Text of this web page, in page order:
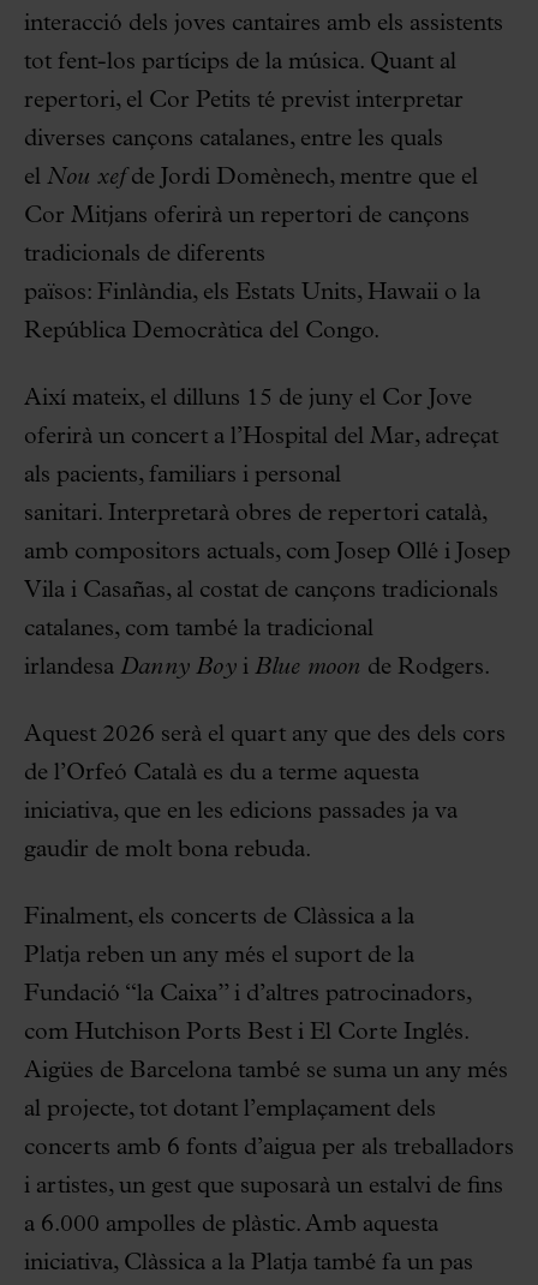
interacció dels joves cantaires amb els assistents
tot fent-los partícips de la música. Quant al
repertori, el Cor Petits té previst interpretar
diverses cançons catalanes, entre les quals
el Nou xefde Jordi Domènech, mentre que el
Cor Mitjans oferirà un repertori de cançons
tradicionals de diferents
països: Finlàndia, els Estats Units, Hawaii o la
República Democràtica del Congo.
Així mateix, el dilluns 15 de juny el Cor Jove
oferirà un concert a l’Hospital del Mar, adreçat
als pacients, familiars i personal
sanitari. Interpretarà obres de repertori català,
amb compositors actuals, com Josep Ollé i Josep
Vila i Casañas, al costat de cançons tradicionals
catalanes, com també la tradicional
irlandesa Danny Boyi Blue moon de Rodgers.
Aquest 2026 serà el quart any que des dels cors
de l’Orfeó Català es du a terme aquesta
iniciativa, que en les edicions passades ja va
gaudir de molt bona rebuda.
Finalment, els concerts de Clàssica a la
Platja reben un any més el suport de la
Fundació “la Caixa” i d’altres patrocinadors,
com Hutchison Ports Best i El Corte Inglés.
Aigües de Barcelona també se suma un any més
al projecte, tot dotant l’emplaçament dels
concerts amb 6 fonts d’aigua per als treballadors
i artistes, un gest que suposarà un estalvi de fins
a 6.000 ampolles de plàstic. Amb aquesta
iniciativa, Clàssica a la Platja també fa un pas